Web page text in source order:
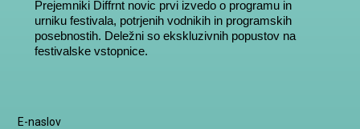
Prejemniki Diffrnt novic prvi izvedo o programu in
urniku festivala, potrjenih vodnikih in programskih
posebnostih. Deležni so ekskluzivnih popustov na
festivalske vstopnice.